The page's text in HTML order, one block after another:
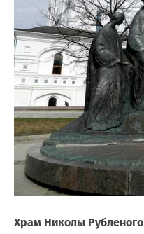
Храм Николы Рубленого